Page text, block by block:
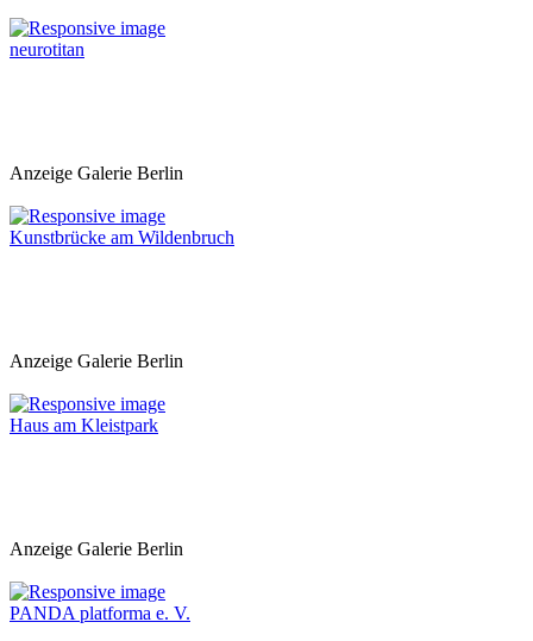
neurotitan
Anzeige Galerie Berlin
Kunstbrücke am Wildenbruch
Anzeige Galerie Berlin
Haus am Kleistpark
Anzeige Galerie Berlin
PANDA platforma e. V.